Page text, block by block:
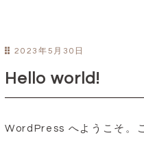
2023年5月30日
Hello world!
WordPress へようこそ。